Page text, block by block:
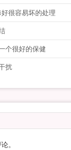
很容易坏的处理
个很好的保健
扰
。